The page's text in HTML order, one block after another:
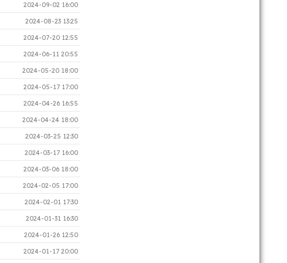
2024-09-02 16:00
2024-08-23 13:25
2024-07-20 12:55
2024-06-11 20:55
2024-05-20 18:00
2024-05-17 17:00
2024-04-26 16:55
2024-04-24 18:00
2024-03-25 12:30
2024-03-17 16:00
2024-03-06 18:00
2024-02-05 17:00
2024-02-01 17:30
2024-01-31 16:30
2024-01-26 12:50
2024-01-17 20:00